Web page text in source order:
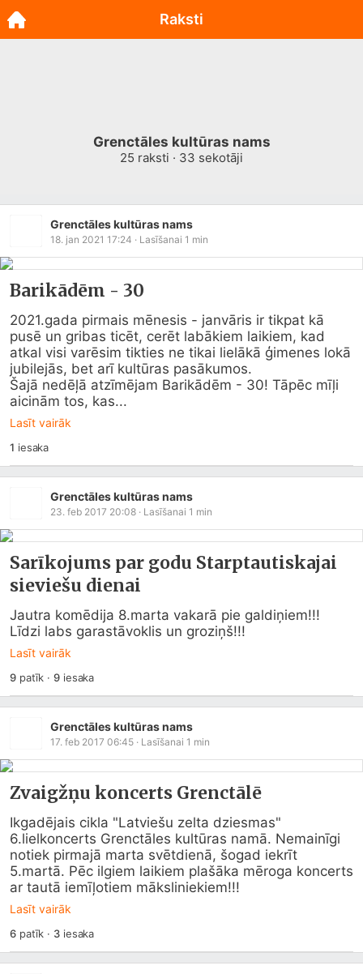
Grenctāles kultūras nams
25 raksti · 33 sekotāji
Grenctāles kultūras nams
18. jan 2021 17:24 · Lasīšanai 1 min
Barikādēm - 30
2021.gada pirmais mēnesis - janvāris ir tikpat kā
pusē un gribas ticēt, cerēt labākiem laikiem, kad
atkal visi varēsim tikties ne tikai lielākā ģimenes lokā
jubilejās, bet arī kultūras pasākumos.
Šajā nedēļā atzīmējam Barikādēm - 30! Tāpēc mīļi
aicinām tos, kas...
Lasīt vairāk
1 iesaka
Grenctāles kultūras nams
23. feb 2017 20:08 · Lasīšanai 1 min
Sarīkojums par godu Starptautiskajai
sieviešu dienai
Jautra komēdija 8.marta vakarā pie galdiņiem!!!
Līdzi labs garastāvoklis un groziņš!!!
Lasīt vairāk
9patīk ·9iesaka
Grenctāles kultūras nams
17. feb 2017 06:45 · Lasīšanai 1 min
Zvaigžņu koncerts Grenctālē
Ikgadējais cikla "Latviešu zelta dziesmas"
6.lielkoncerts Grenctāles kultūras namā. Nemainīgi
notiek pirmajā marta svētdienā, šogad iekrīt
5.martā. Pēc ilgiem laikiem plašāka mēroga koncerts
ar tautā iemīļotiem māksliniekiem!!!
Lasīt vairāk
6patīk · 3iesaka
Raksti